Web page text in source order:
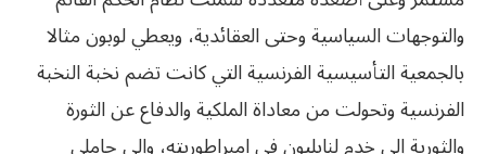
والتوجهات السياسية وحتى العقائدية، ويعطي لوبون مثالا
بالجمعية التأسيسية الفرنسية التي كانت تضم نخبة النخبة
الفرنسية وتحولت من معاداة الملكية والدفاع عن الثورة